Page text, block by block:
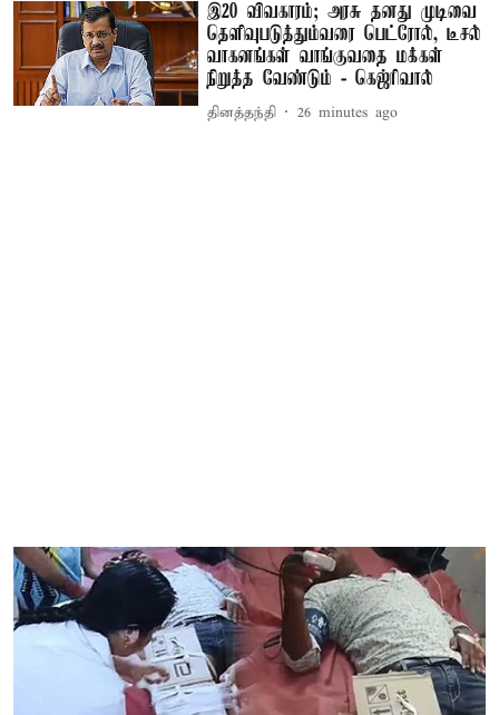
இ20 விவகாரம்; அரசு தனது முடிவை
தெளிவுபடுத்தும்வரை பெட்ரோல், டீசல்
வாகனங்கள் வாங்குவதை மக்கள்
நிறுத்த வேண்டும் - கெஜ்ரிவால்
தினத்தந்தி 26 minutes ago